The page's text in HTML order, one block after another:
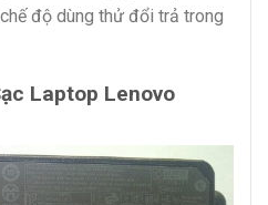
độ dùng thử đổi trả trong
Laptop Lenovo